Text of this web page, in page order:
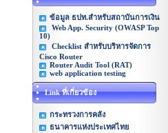
ข้อมูล ธปท.สำหรับสถาบันการเงิน
Web App. Security (OWASP Top
10)
Checklist สำหรับบริหารจัดการ
Cisco Router
Router Audit Tool (RAT)
web application testing
Link ที่เกี่ยวข้อง
กระทรวงการคลัง
ธนาคารแห่งประเทศไทย